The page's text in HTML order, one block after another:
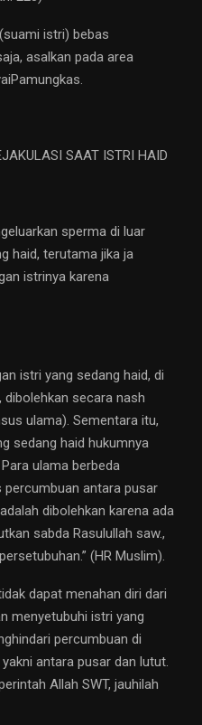
istri) bebas
asalkan pada area
SAAT ISTRI HAID
sperma di luar
haid, terutama jika ja
istrinya karena
istri yang sedang haid, di
secara nash
ulama). Sementara itu,
sedang haid hukumnya
ulama berbeda
antara pusar
dibolehkan karena ada
sabda Rasulullah saw.,
(HR Muslim).
dapat menahan diri dari
menyetubuhi istri yang
percumbuan di
antara pusar dan lutut.
Allah SWT, jauhilah